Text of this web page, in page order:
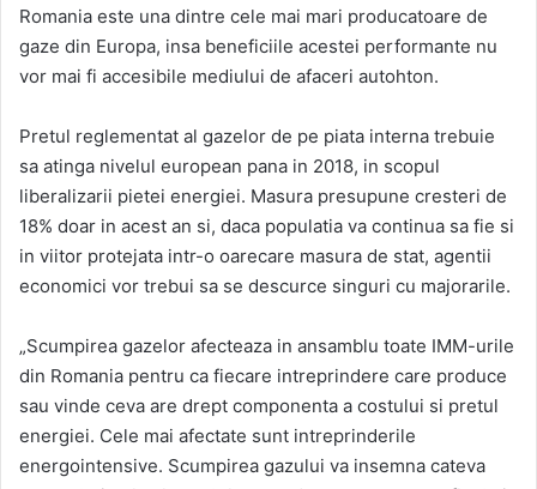
Romania este una dintre cele mai mari producatoare de
gaze din Europa, insa beneficiile acestei performante nu
vor mai fi accesibile mediului de afaceri autohton.
Pretul reglementat al gazelor de pe piata interna trebuie
sa atinga nivelul european pana in 2018, in scopul
liberalizarii pietei energiei. Masura presupune cresteri de
18% doar in acest an si, daca populatia va continua sa fie si
in viitor protejata intr-o oarecare masura de stat, agentii
economici vor trebui sa se descurce singuri cu majorarile.
„Scumpirea gazelor afecteaza in ansamblu toate IMM-urile
din Romania pentru ca fiecare intreprindere care produce
sau vinde ceva are drept componenta a costului si pretul
energiei. Cele mai afectate sunt intreprinderile
energointensive. Scumpirea gazului va insemna cateva